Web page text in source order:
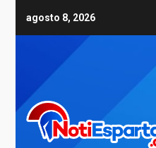
agosto 8, 2026